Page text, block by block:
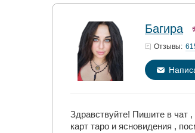
Багира
Отзывы:
Здравствуйте! Пишите в чат
карт таро и ясновидения ,